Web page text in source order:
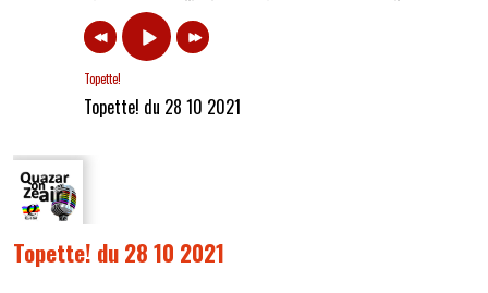
Topette!
Topette! du 28 10 2021
Topette! du 28 10 2021